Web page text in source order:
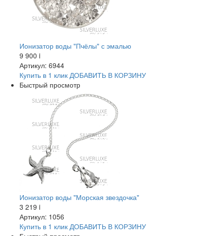
Ионизатор воды "Пчёлы" с эмалью
9 900 i
Артикул: 6944
Купить в 1 клик ДОБАВИТЬ В КОРЗИНУ
Быстрый просмотр
Ионизатор воды "Морская звездочка"
3 219 i
Артикул: 1056
Купить в 1 клик ДОБАВИТЬ В КОРЗИНУ